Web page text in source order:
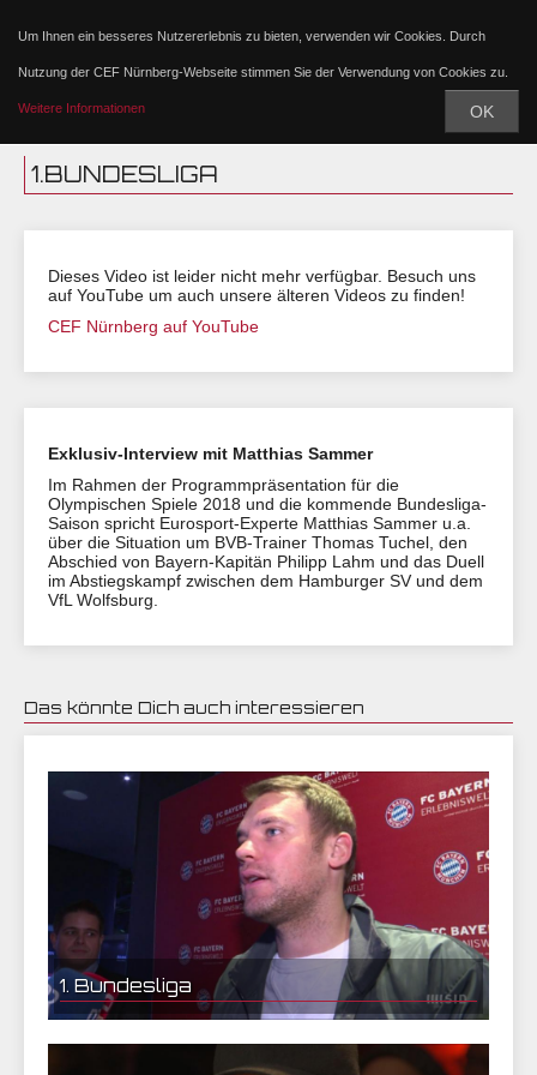
Um Ihnen ein besseres Nutzererlebnis zu bieten, verwenden wir Cookies. Durch
Nutzung der CEF Nürnberg-Webseite stimmen Sie der Verwendung von Cookies zu.
Weitere Informationen OK
1.BUNDESLIGA
Dieses Video ist leider nicht mehr verfügbar. Besuch uns
auf YouTube um auch unsere älteren Videos zu finden!
CEF Nürnberg auf YouTube
Exklusiv-Interview mit Matthias Sammer
Im Rahmen der Programmpräsentation für die
Olympischen Spiele 2018 und die kommende Bundesliga-
Saison spricht Eurosport-Experte Matthias Sammer u.a.
über die Situation um BVB-Trainer Thomas Tuchel, den
Abschied von Bayern-Kapitän Philipp Lahm und das Duell
im Abstiegskampf zwischen dem Hamburger SV und dem
VfL Wolfsburg.
Das könnte Dich auch interessieren
16.05.2017 14:10 | CEF Nürnberg
1. Bundesliga
Nur Lob zum Lahm-Abschied
13.05.2017 15:45 | CEF Nürnberg